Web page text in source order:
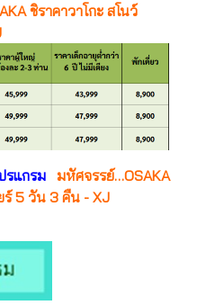
ชิราคาวาโกะ สโนว์
รแกรม มหัศจรรย์…OSAKA
ร์ 5 วัน 3 คืน - XJ